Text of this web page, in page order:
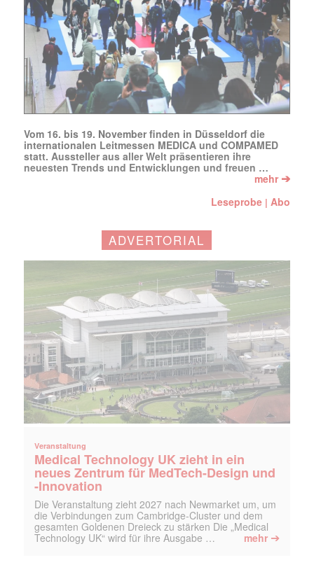
Vom 16. bis 19. November finden in Düsseldorf die
internationalen Leitmessen MEDICA und COMPAMED
statt. Aussteller aus aller Welt präsentieren ihre
neuesten Trends und Entwicklungen und freuen …
mehr ➔
Leseprobe |Abo
ADVERTORIAL
Veranstaltung
Medical Technology UK zieht in ein
neues Zentrum für MedTech-Design und
-Innovation
Die Veranstaltung zieht 2027 nach Newmarket um, um
die Verbindungen zum Cambridge-Cluster und dem
gesamten Goldenen Dreieck zu stärken Die „Medical
Technology UK“ wird für ihre Ausgabe …
mehr ➔